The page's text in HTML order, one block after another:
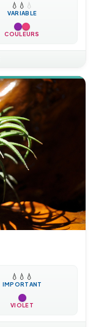
💧 💧 💧
VARIABLE
COULEURS
💧 💧 💧
IMPORTANT
VIOLET